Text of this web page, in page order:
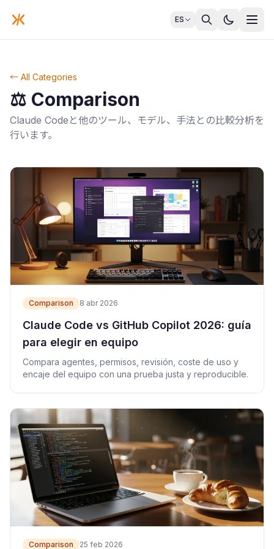
ES
← All Categories
⚖️ Comparison
Claude Codeと他のツール、モデル、手法との比較分析を
行います。
Comparison 8 abr 2026
Claude Code vs GitHub Copilot 2026: guía
para elegir en equipo
Compara agentes, permisos, revisión, coste de uso y
encaje del equipo con una prueba justa y reproducible.
Comparison 25 feb 2026